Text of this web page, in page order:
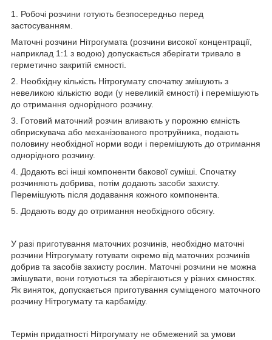
1. Робочі розчини готують безпосередньо перед
застосуванням.
Маточні розчини Нітрогумата (розчини високої концентрації,
наприклад 1:1 з водою) допускається зберігати тривало в
герметично закритій ємності.
2. Необхідну кількість Нітрогумату спочатку змішують з
невеликою кількістю води (у невеликій ємності) і перемішують
до отримання однорідного розчину.
3. Готовий маточний розчин вливають у порожню ємність
обприскувача або механізованого протруйника, подають
половину необхідної норми води і перемішують до отримання
однорідного розчину.
4. Додають всі інші компоненти бакової суміші. Спочатку
розчиняють добрива, потім додають засоби захисту.
Перемішують після додавання кожного компонента.
5. Додають воду до отримання необхідного обсягу.
У разі приготування маточних розчинів, необхідно маточні
розчини Нітрогумату готувати окремо від маточних розчинів
добрив та засобів захисту рослин. Маточні розчини не можна
змішувати, вони готуються та зберігаються у різних ємностях.
Як виняток, допускається приготування суміщеного маточного
розчину Нітрогумату та карбаміду.
Термін придатності Нітрогумату не обмежений за умови